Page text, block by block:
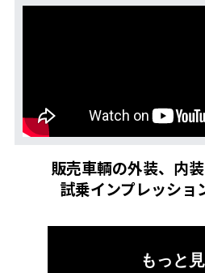
販売車輌の外装、内
試乗インプレッショ
もっと